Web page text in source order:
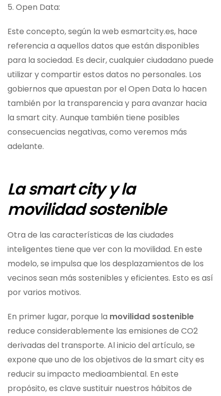
5. Open Data:
Este concepto, según la web esmartcity.es, hace
referencia a aquellos datos que están disponibles
para la sociedad. Es decir, cualquier ciudadano puede
utilizar y compartir estos datos no personales. Los
gobiernos que apuestan por el Open Data lo hacen
también por la transparencia y para avanzar hacia
la smart city. Aunque también tiene posibles
consecuencias negativas, como veremos más
adelante.
La smart city y la
movilidad sostenible
Otra de las características de las ciudades
inteligentes tiene que ver con la movilidad. En este
modelo, se impulsa que los desplazamientos de los
vecinos sean más sostenibles y eficientes. Esto es así
por varios motivos.
En primer lugar, porque la movilidad sostenible
reduce considerablemente las emisiones de CO2
derivadas del transporte. Al inicio del artículo, se
expone que uno de los objetivos de la smart city es
reducir su impacto medioambiental. En este
propósito, es clave sustituir nuestros hábitos de